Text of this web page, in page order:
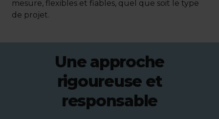
mesure, flexibles et fiables, quel que soit le type
de projet.
Une approche
rigoureuse et
responsable